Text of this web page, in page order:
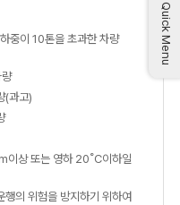
중이 10톤을 초과한 차량
(과고)
이상 또는 영하 20˚C이하일
행의 위험을 방지하기 위하여
Quick Menu